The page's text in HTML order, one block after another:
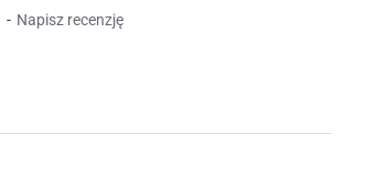
- Napisz recenzję